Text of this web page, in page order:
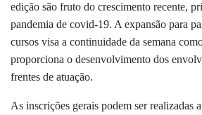
edição são fruto do crescimento recente,
pandemia de covid-19. A expansão para
cursos visa a continuidade da semana
proporciona o desenvolvimento dos
frentes de atuação.
As inscrições gerais podem ser realizadas